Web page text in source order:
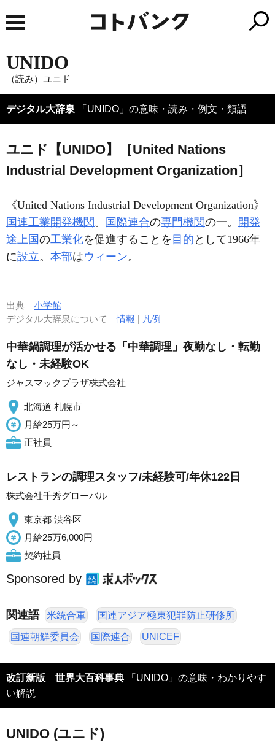
UNIDO
（読み）ユニド
デジタル大辞泉 「UNIDO」の意味・読み・例文・類語
ユニド【UNIDO】［United Nations
Industrial Development Organization］
《United Nations Industrial Development Organization》
国連工業開発機関。 国際連合の専門機関の一。 開発
途上国の工業化を促進することを 目的 として1966年
に設立。 本部はウィーン。
出典 小学館
デジタル大辞泉について情報 | 凡例
中華鍋調理が活かせる「中華調理」夜勤なし・転勤
なし・未経験OK
ジャスマックプラザ株式会社
北海道 札幌市
月給25万円～
正社員
レストランの調理スタッフ/未経験可/年休122日
株式会社千秀グローバル
東京都 渋谷区
月給25万6,000円
契約社員
Sponsored by
関連語 米統合軍 国連アジア極東犯罪防止研修所
国連朝鮮委員会 国際連合 UNICEF
改訂新版 世界大百科事典 「UNIDO」の意味・わかりやす
い解説
UNIDO (ユニド)